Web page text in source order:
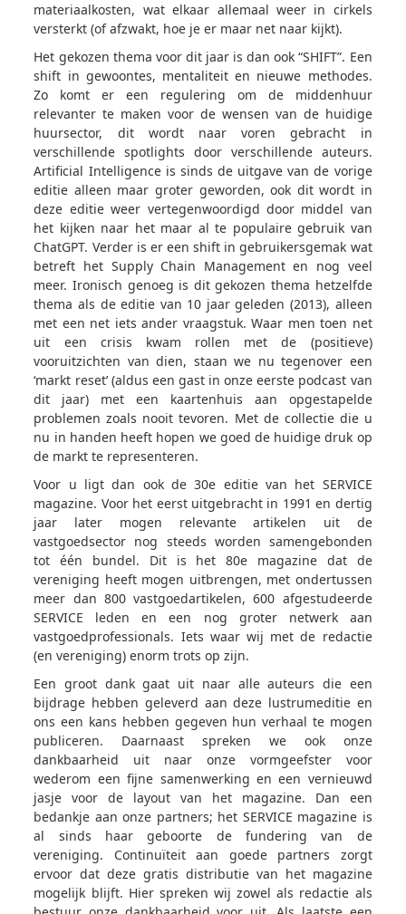
materiaalkosten, wat elkaar allemaal weer in cirkels
versterkt (of afzwakt, hoe je er maar net naar kijkt).
Het gekozen thema voor dit jaar is dan ook “SHIFT”. Een
shift in gewoontes, mentaliteit en nieuwe methodes.
Zo komt er een regulering om de middenhuur
relevanter te maken voor de wensen van de huidige
huursector, dit wordt naar voren gebracht in
verschillende spotlights door verschillende auteurs.
Artificial Intelligence is sinds de uitgave van de vorige
editie alleen maar groter geworden, ook dit wordt in
deze editie weer vertegenwoordigd door middel van
het kijken naar het maar al te populaire gebruik van
ChatGPT. Verder is er een shift in gebruikersgemak wat
betreft het Supply Chain Management en nog veel
meer. Ironisch genoeg is dit gekozen thema hetzelfde
thema als de editie van 10 jaar geleden (2013), alleen
met een net iets ander vraagstuk. Waar men toen net
uit een crisis kwam rollen met de (positieve)
vooruitzichten van dien, staan we nu tegenover een
‘markt reset’ (aldus een gast in onze eerste podcast van
dit jaar) met een kaartenhuis aan opgestapelde
problemen zoals nooit tevoren. Met de collectie die u
nu in handen heeft hopen we goed de huidige druk op
de markt te representeren.
Voor u ligt dan ook de 30e editie van het SERVICE
magazine. Voor het eerst uitgebracht in 1991 en dertig
jaar later mogen relevante artikelen uit de
vastgoedsector nog steeds worden samengebonden
tot één bundel. Dit is het 80e magazine dat de
vereniging heeft mogen uitbrengen, met ondertussen
meer dan 800 vastgoedartikelen, 600 afgestudeerde
SERVICE leden en een nog groter netwerk aan
vastgoedprofessionals. Iets waar wij met de redactie
(en vereniging) enorm trots op zijn.
Een groot dank gaat uit naar alle auteurs die een
bijdrage hebben geleverd aan deze lustrumeditie en
ons een kans hebben gegeven hun verhaal te mogen
publiceren. Daarnaast spreken we ook onze
dankbaarheid uit naar onze vormgeefster voor
wederom een fijne samenwerking en een vernieuwd
jasje voor de layout van het magazine. Dan een
bedankje aan onze partners; het SERVICE magazine is
al sinds haar geboorte de fundering van de
vereniging. Continuïteit aan goede partners zorgt
ervoor dat deze gratis distributie van het magazine
mogelijk blijft. Hier spreken wij zowel als redactie als